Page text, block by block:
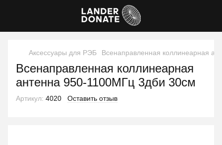
Аксессуары для РЭБ Всенаправленная коллинеарная
Всенаправленная коллинеарная
антенна 950-1100МГц 3дби 30см
Артикул: 4020 Оставить отзыв